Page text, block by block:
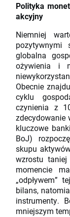
Polityka
akcyjny
Niemniej
pozytywnymi
globalna
ożywienia i
Obecnie
cyklu
czynienia z
zdecydowanie
kluczowe
BoJ)
skupu
wzrostu
momencie
„odpływem”
bilans,
instrumenty.
mniejszym